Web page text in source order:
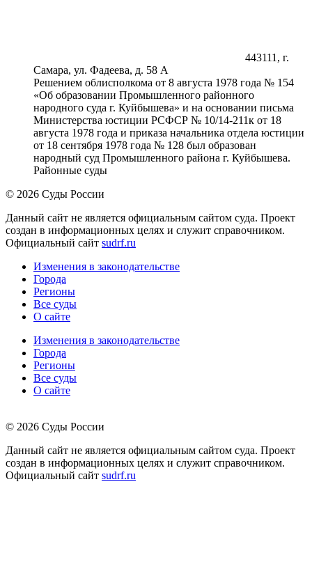
443111, г.
Самара, ул. Фадеева, д. 58 А
Решением облисполкома от 8 августа 1978 года № 154
«Об образовании Промышленного районного
народного суда г. Куйбышева» и на основании письма
Министерства юстиции РСФСР № 10/14-211к от 18
августа 1978 года и приказа начальника отдела юстиции
от 18 сентября 1978 года № 128 был образован
народный суд Промышленного района г. Куйбышева.
Районные суды
© 2026 Суды России
Данный сайт не является официальным сайтом суда. Проект
создан в информационных целях и служит справочником.
Официальный сайт sudrf.ru
Изменения в законодательстве
Города
Регионы
Все суды
О сайте
Изменения в законодательстве
Города
Регионы
Все суды
О сайте
© 2026 Суды России
Данный сайт не является официальным сайтом суда. Проект
создан в информационных целях и служит справочником.
Официальный сайт sudrf.ru